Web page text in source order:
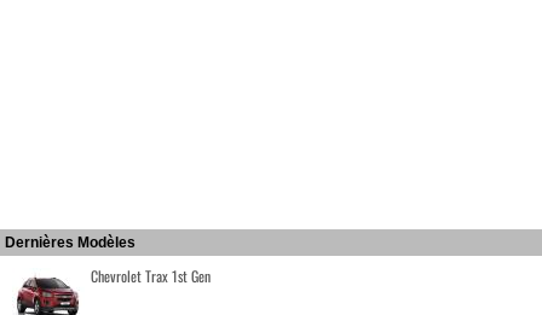
Dernières Modèles
Chevrolet Trax 1st Gen